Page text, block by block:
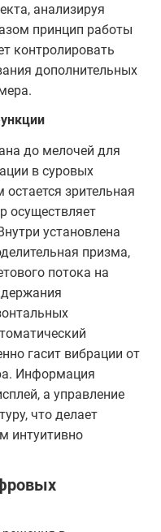
анализируя
принцип работы
контролировать
дополнительных
до мелочей для
в суровых
зрительная
осуществляет
установлена
призма,
потока на
гасит вибрации от
Информация
а управление
что делает
интуитивно